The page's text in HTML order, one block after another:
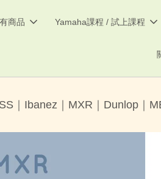
商品 Yamaha課程 / 試上課程
｜Ibanez｜MXR｜Dunlop｜